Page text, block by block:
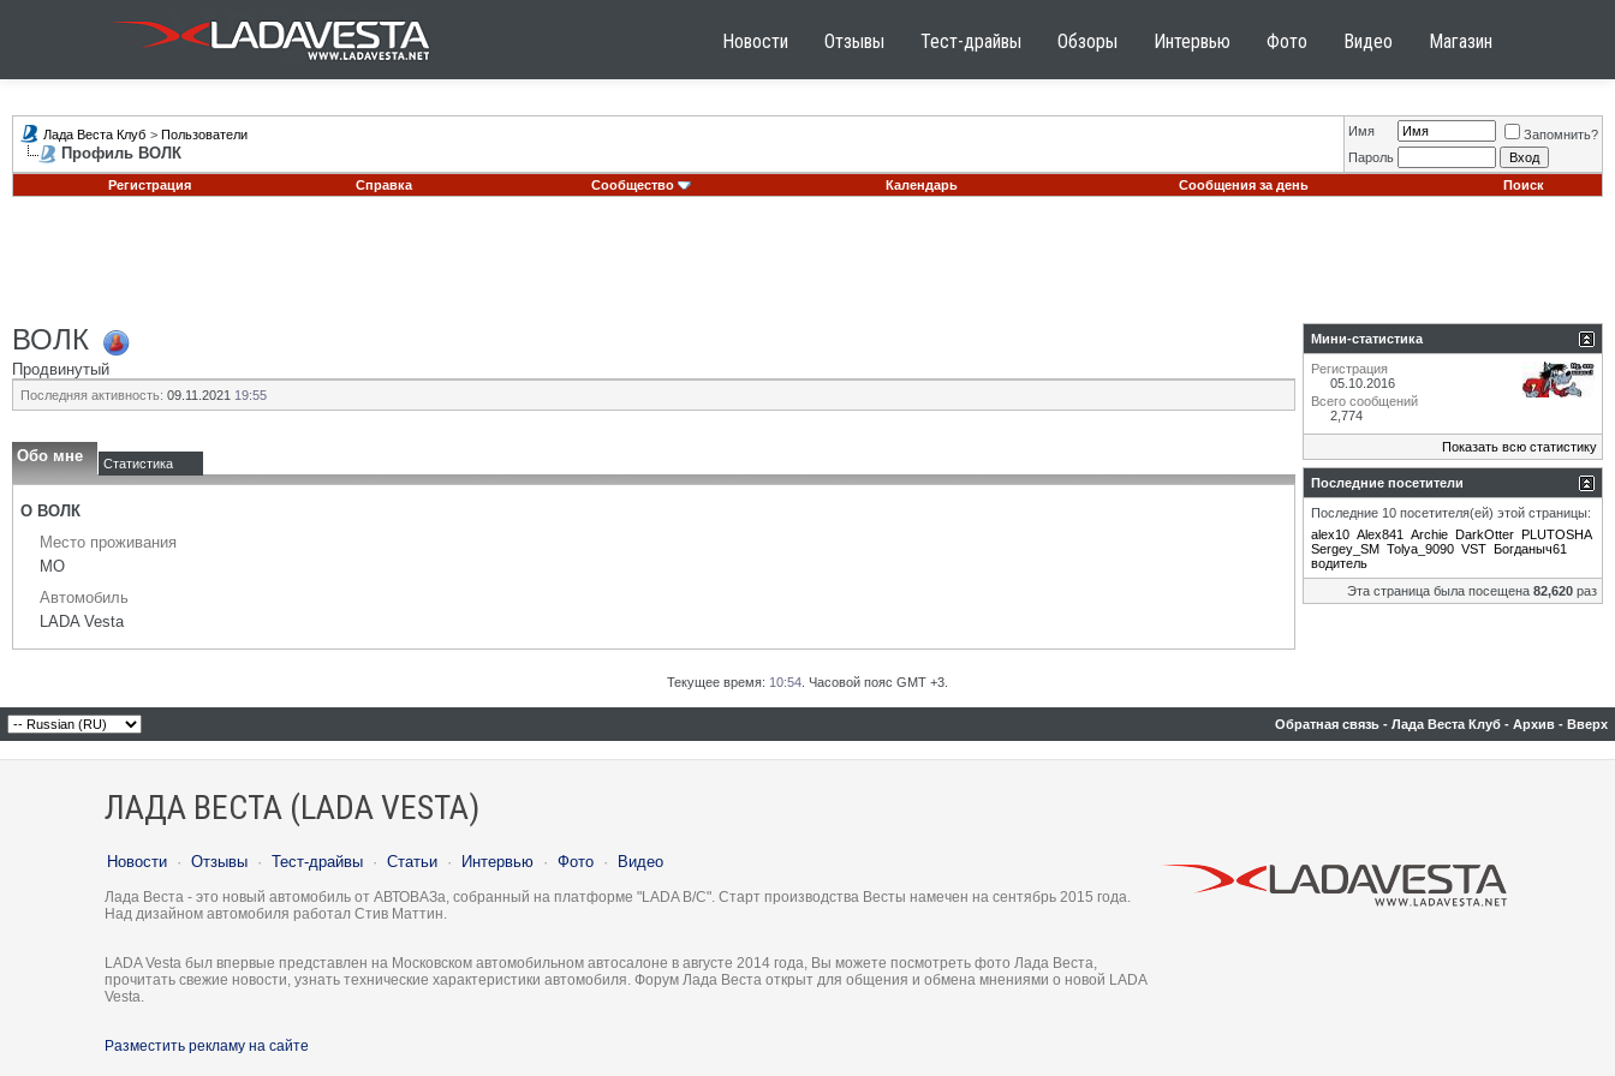
Новости Отзывы Тест-драйвы Обзоры Интервью Фото Видео Магазин
Лада Веста Клуб > Пользователи
Профиль ВОЛК
Имя
Запомнить?
Пароль
Регистрация
Справка Сообщество Календарь Сообщения за день Поиск
ВОЛК
Продвинутый
Последняя активность: 09.11.2021 19:55
Обо мне Статистика
О ВОЛК
Место проживания
МО
Автомобиль
LADA Vesta
Мини-статистика
Регистрация
05.10.2016
Всего сообщений
2,774
Показать всю статистику
Последние посетители
Последние 10 посетителя(ей) этой страницы:
alex10 Alex841 Archie DarkOtter PLUTOSHA
Sergey_SM Tolya_9090 VST Богданыч61
водитель
Эта страница была посещена 82,620 раз
Текущее время: 10:54 . Часовой пояс GMT +3.
Обратная связь - Лада Веста Клуб - Архив - Вверх
ЛАДА ВЕСТА (LADA VESTA)
Новости · Отзывы · Тест-драйвы · Статьи · Интервью · Фото · Видео
Лада Веста - это новый автомобиль от АВТОВАЗа, собранный на платформе "LADA B/C". Старт производства Весты намечен на сентябрь 2015 года.
Над дизайном автомобиля работал Стив Маттин.
LADA Vesta был впервые представлен на Московском автомобильном автосалоне в августе 2014 года, Вы можете посмотреть фото Лада Веста,
прочитать свежие новости, узнать технические характеристики автомобиля. Форум Лада Веста открыт для общения и обмена мнениями о новой LADA
Vesta.
Разместить рекламу на сайте